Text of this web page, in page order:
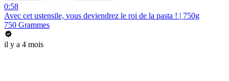
0:58
Avec cet ustensile, vous deviendrez le roi de la pasta ! | 750g
750 Grammes
il y a 4 mois